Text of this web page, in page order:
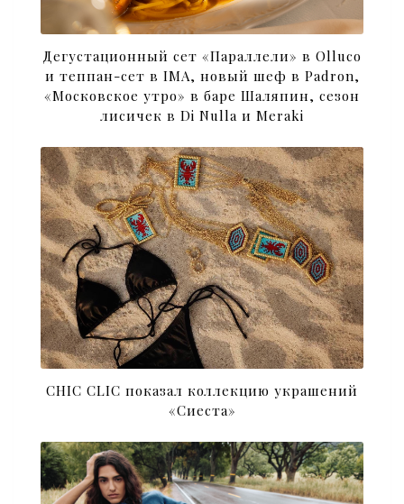
Дегустационный сет «Параллели» в Olluco
и теппан-сет в IMA, новый шеф в Padron,
«Московское утро» в баре Шаляпин, сезон
лисичек в Di Nulla и Meraki
CHIC CLIC показал коллекцию украшений
«Сиеста»